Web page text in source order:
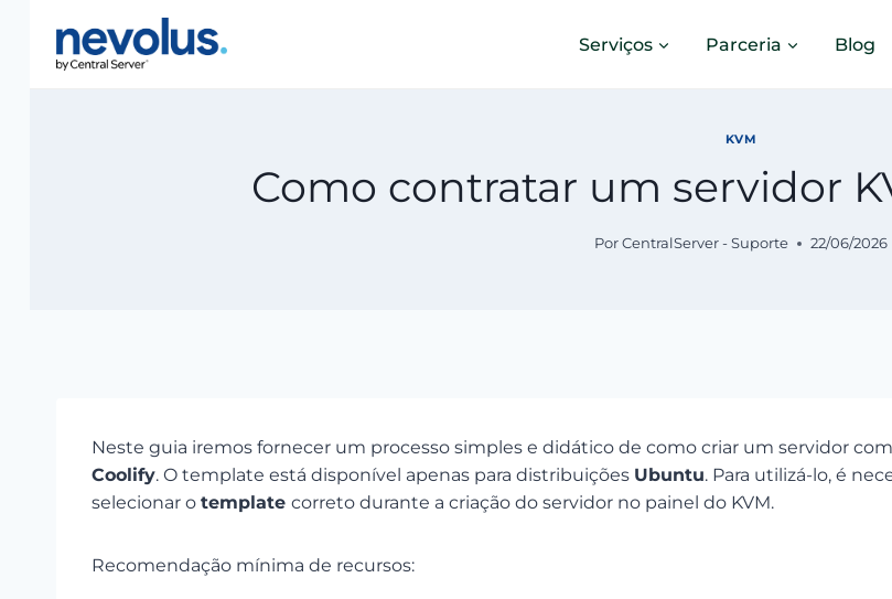
para
Serviços Parceria Blog
KVM
Como contratar um servidor
Por CentralServer - Suporte 22/06/2026
Neste guia iremos fornecer um processo simples e didático de como criar um servidor com
Coolify. O template está disponível apenas para distribuições Ubuntu. Para utilizá-lo, é
selecionar o template correto durante a criação do servidor no painel do KVM.
Recomendação mínima de recursos: